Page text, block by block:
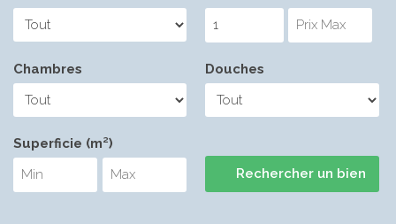
Chambres Douches
Superficie (m²)